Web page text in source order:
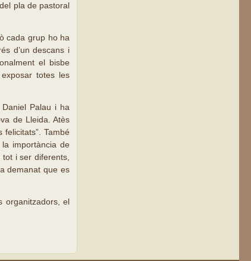
pla de pastoral
cada grup ho ha
d’un descans i
el bisbe
totes les
Palau i ha
de Lleida. Atès
felicitats”. També
importància de
i ser diferents,
demanat que es
organitzadors, el